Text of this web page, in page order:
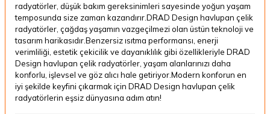
radyatörler, düşük bakım gereksinimleri sayesinde yoğun yaşam
temposunda size zaman kazandırır.DRAD Design havlupan çelik
radyatörler, çağdaş yaşamın vazgeçilmezi olan üstün teknoloji ve
tasarım harikasıdır.Benzersiz ısıtma performansı, enerji
verimliliği, estetik çekicilik ve dayanıklılık gibi özellikleriyle DRAD
Design havlupan çelik radyatörler, yaşam alanlarınızı daha
konforlu, işlevsel ve göz alıcı hale getiriyor.Modern konforun en
iyi şekilde keyfini çıkarmak için DRAD Design havlupan çelik
radyatörlerin eşsiz dünyasına adım atın!